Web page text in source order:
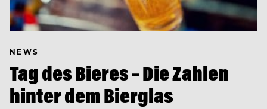
NEWS
Tag des Bieres – Die Zahlen
hinter dem Bierglas